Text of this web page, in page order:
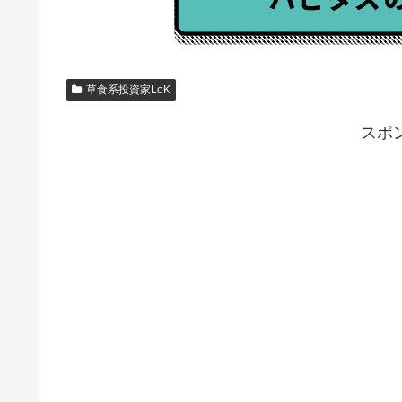
草食系投資家LoK
スポ